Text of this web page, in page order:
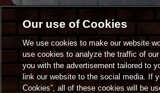
Our use of Cookies
We use cookies to make our website
use cookies to analyze the traffic of
you with the advertisement tailored to
link our website to the social media. If
Cookies”, all of these cookies will be